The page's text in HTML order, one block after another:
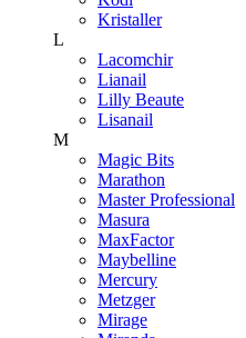
Kristaller
L
Lacomchir
Lianail
Lilly Beaute
Lisanail
M
Magic Bits
Marathon
Master Professional
Masura
MaxFactor
Maybelline
Mercury
Metzger
Mirage